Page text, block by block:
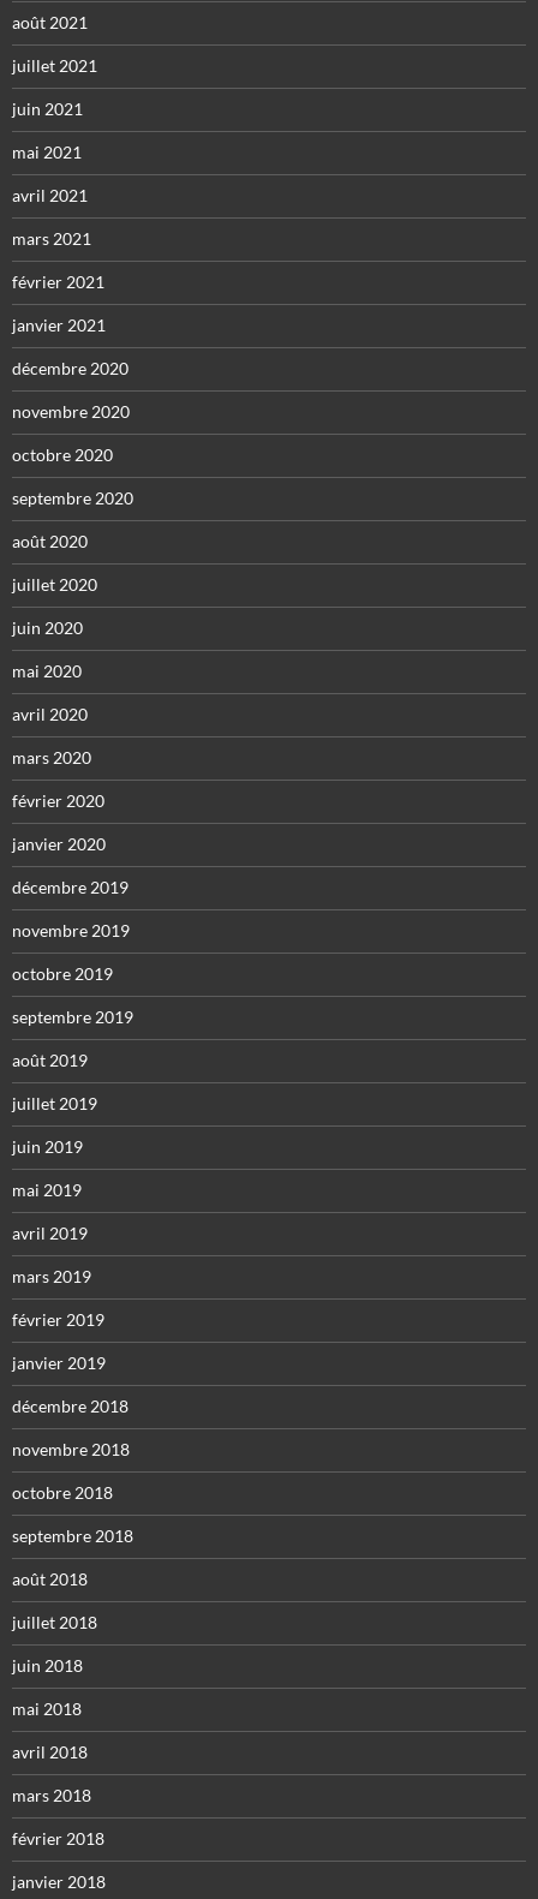
août 2021
juillet 2021
juin 2021
mai 2021
avril 2021
mars 2021
février 2021
janvier 2021
décembre 2020
novembre 2020
octobre 2020
septembre 2020
août 2020
juillet 2020
juin 2020
mai 2020
avril 2020
mars 2020
février 2020
janvier 2020
décembre 2019
novembre 2019
octobre 2019
septembre 2019
août 2019
juillet 2019
juin 2019
mai 2019
avril 2019
mars 2019
février 2019
janvier 2019
décembre 2018
novembre 2018
octobre 2018
septembre 2018
août 2018
juillet 2018
juin 2018
mai 2018
avril 2018
mars 2018
février 2018
janvier 2018